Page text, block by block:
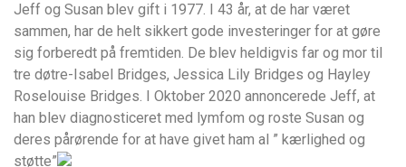
Jeff og Susan blev gift i 1977. I 43 år, at de har været
sammen, har de helt sikkert gode investeringer for at gøre
sig forberedt på fremtiden. De blev heldigvis far og mor til
tre døtre-Isabel Bridges, Jessica Lily Bridges og Hayley
Roselouise Bridges. I Oktober 2020 annoncerede Jeff, at
han blev diagnosticeret med lymfom og roste Susan og
deres pårørende for at have givet ham al ” kærlighed og
støtte”